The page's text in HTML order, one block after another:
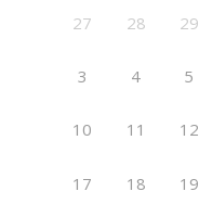
27 28 29
3 4 5
10 11 12
17 18 19